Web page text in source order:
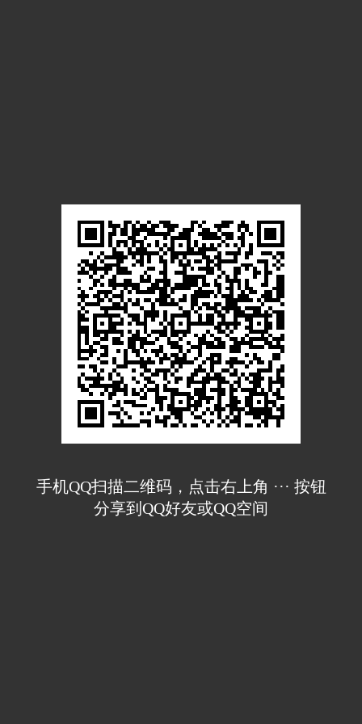
手机QQ扫描二维码，点击右上角 ··· 按钮
分享到QQ好友或QQ空间